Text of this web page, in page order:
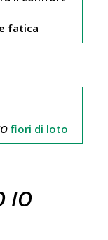
fatica
fiori di loto
IO